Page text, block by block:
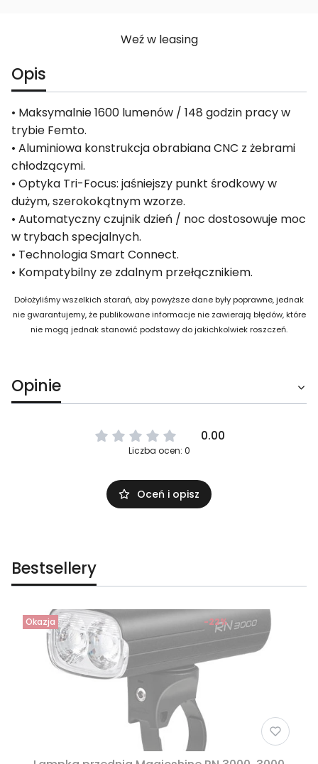
Weź w leasing
Opis
• Maksymalnie 1600 lumenów / 148 godzin pracy w
trybie Femto.
• Aluminiowa konstrukcja obrabiana CNC z żebrami
chłodzącymi.
• Optyka Tri-Focus: jaśniejszy punkt środkowy w
dużym, szerokokątnym wzorze.
• Automatyczny czujnik dzień / noc dostosowuje moc
w trybach specjalnych.
• Technologia Smart Connect.
• Kompatybilny ze zdalnym przełącznikiem.
Dołożyliśmy wszelkich starań, aby powyższe dane były poprawne, jednak
nie gwarantujemy, że publikowane informacje nie zawierają błędów, które
nie mogą jednak stanowić podstawy do jakichkolwiek roszczeń.
Opinie
0.00
Liczba ocen: 0
Oceń i opisz
Bestsellery
Okazja -22%